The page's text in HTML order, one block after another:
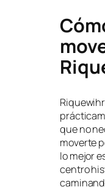
que no
moverte
lo mejor
centro